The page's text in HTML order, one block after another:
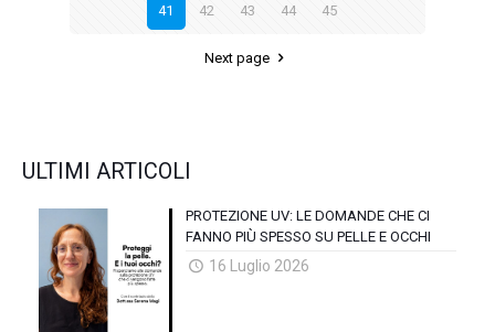
41 42 43 44 45
Next page
ULTIMI ARTICOLI
PROTEZIONE UV: LE DOMANDE CHE CI
FANNO PIÙ SPESSO SU PELLE E OCCHI
16 Luglio 2026